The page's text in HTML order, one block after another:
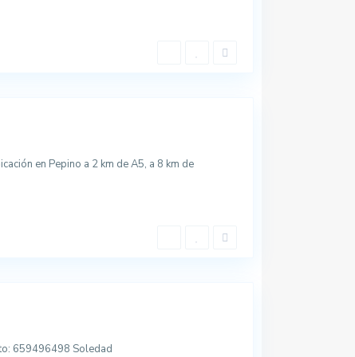
en Pepino a 2 km de A5, a 8 km de
659496498 Soledad